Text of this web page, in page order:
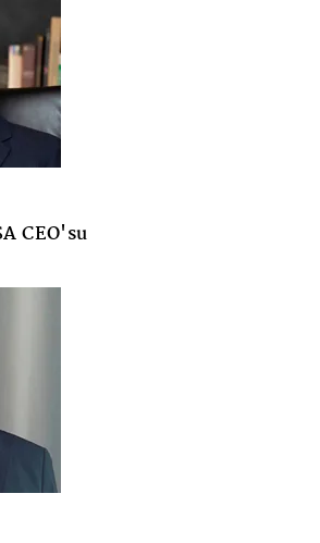
CEO'su